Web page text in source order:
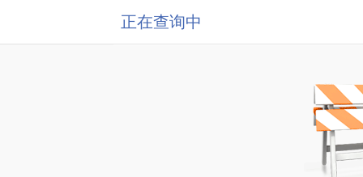
正在查询中